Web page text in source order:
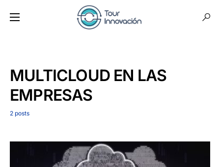
MULTICLOUD EN LAS
EMPRESAS
2 posts